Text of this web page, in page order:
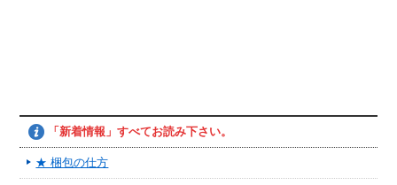
「新着情報」すべてお読み下さい。
★ 梱包の仕方